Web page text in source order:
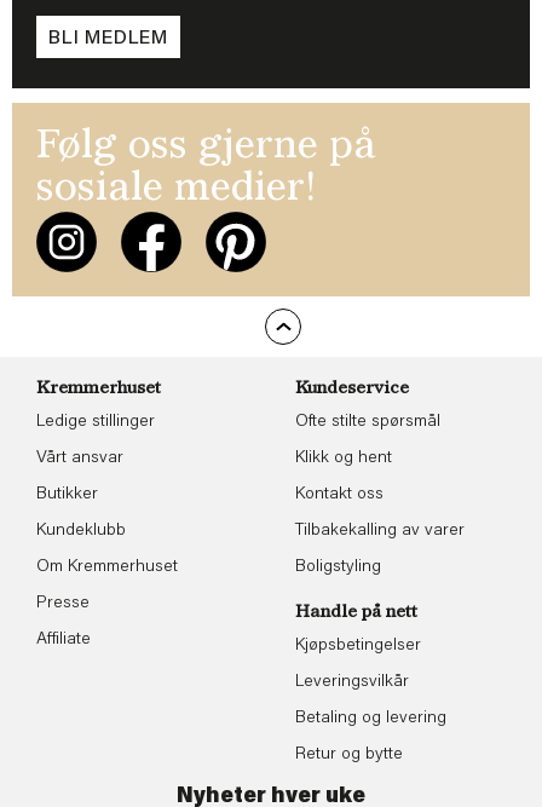
BLI MEDLEM
Følg oss gjerne på
sosiale medier!
Kremmerhuset
Ledige stillinger
Vårt ansvar
Butikker
Kundeklubb
Om Kremmerhuset
Presse
Affiliate
Kundeservice
Ofte stilte spørsmål
Klikk og hent
Kontakt oss
Tilbakekalling av varer
Boligstyling
Handle på nett
Kjøpsbetingelser
Leveringsvilkår
Betaling og levering
Retur og bytte
Nyheter hver uke